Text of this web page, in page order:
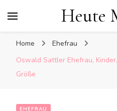
Heute
Home
Ehefrau
Oswald Sattler Ehefrau,
Größe
EHEFRAU